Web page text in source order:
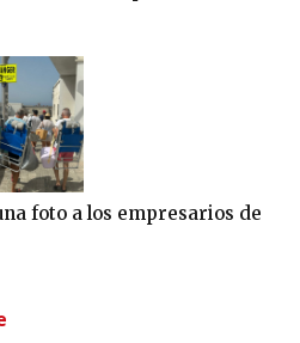
foto a los empresarios de